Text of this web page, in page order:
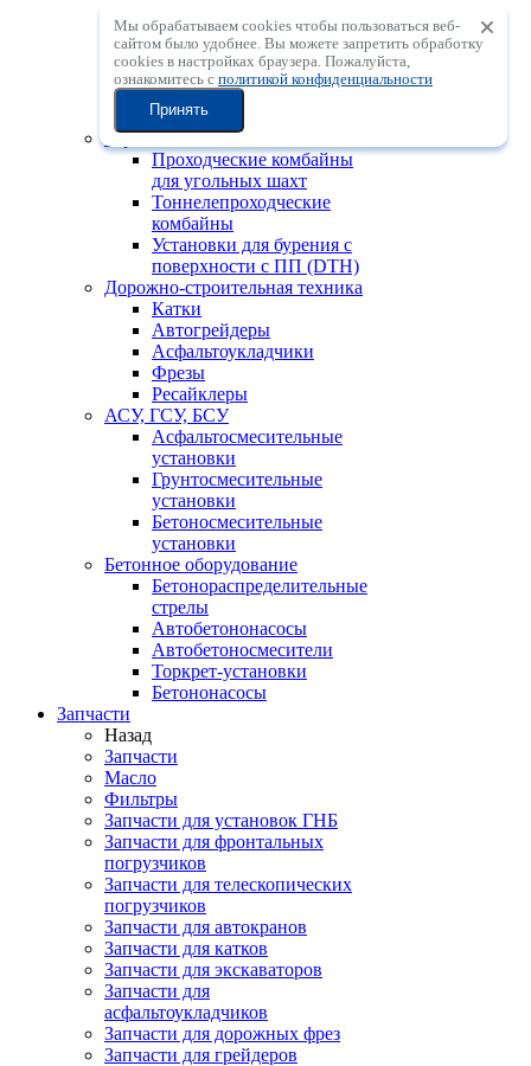
центробежные
дробильные установки с
вертикальным валом
Мобильные
сортировочные установки
Горно-шахтная техника
Проходческие комбайны
для угольных шахт
Тоннелепроходческие
комбайны
Установки для бурения с
поверхности с ПП (DTH)
Дорожно-строительная техника
Катки
Автогрейдеры
Асфальтоукладчики
Фрезы
Ресайклеры
АСУ, ГСУ, БСУ
Асфальтосмесительные
установки
Грунтосмесительные
установки
Бетоносмесительные
установки
Бетонное оборудование
Бетонораспределительные
стрелы
Автобетононасосы
Автобетоносмесители
Торкрет-установки
Бетононасосы
Запчасти
Назад
Запчасти
Масло
Фильтры
Запчасти для установок ГНБ
Запчасти для фронтальных
погрузчиков
Запчасти для телескопических
погрузчиков
Запчасти для автокранов
Запчасти для катков
Запчасти для экскаваторов
Запчасти для
асфальтоукладчиков
Запчасти для дорожных фрез
Запчасти для грейдеров
Мы обрабатываем cookies чтобы пользоваться веб-
сайтом было удобнее. Вы можете запретить обработку
сookies в настройках браузера. Пожалуйста,
ознакомитесь с политикой конфиденциальности
Принять